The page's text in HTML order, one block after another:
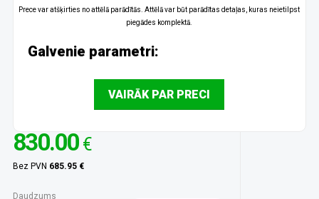
Prece var atšķirties no attēlā parādītās. Attēlā var būt parādītas detaļas, kuras neietilpst
piegādes komplektā.
Galvenie parametri:
VAIRĀK PAR PRECI
830.00 €
Bez PVN 685.95 €
Daudzums